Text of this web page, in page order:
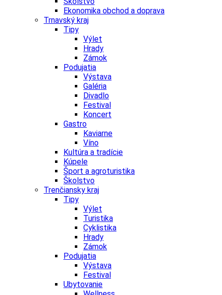
Ekonomika obchod a doprava
Trnavský kraj
Tipy
Výlet
Hrady
Zámok
Podujatia
Výstava
Galéria
Divadlo
Festival
Koncert
Gastro
Kaviarne
Víno
Kultúra a tradície
Kúpele
Šport a agroturistika
Školstvo
Trenčiansky kraj
Tipy
Výlet
Turistika
Cyklistika
Hrady
Zámok
Podujatia
Výstava
Festival
Ubytovanie